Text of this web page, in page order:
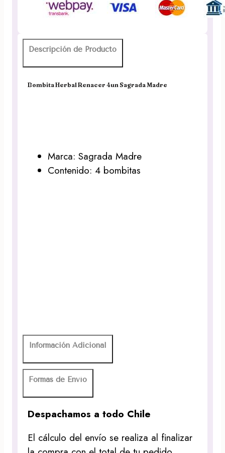
cantidad
Descripción de Producto
Bombita Herbal Renacer 4un Sagrada Madre
Marca: Sagrada Madre
Contenido: 4 bombitas
Información Adicional
Formas de Envío
Despachamos a todo Chile
El cálculo del envío se realiza al finalizar